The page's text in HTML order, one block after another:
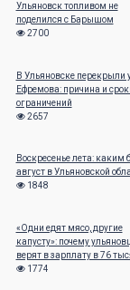
3 4 5 6
17 18 19 20
24 25
Ульяновск топливом не
поделился с Барышом
2700
В Ульяновске перекрыли
Ефремова: причина и
ограничений
2657
Воскресенье лета: каким
август в Ульяновской
1848
«Одни едят мясо, другие
капусту»: почему
верят в зарплату в 76
1774